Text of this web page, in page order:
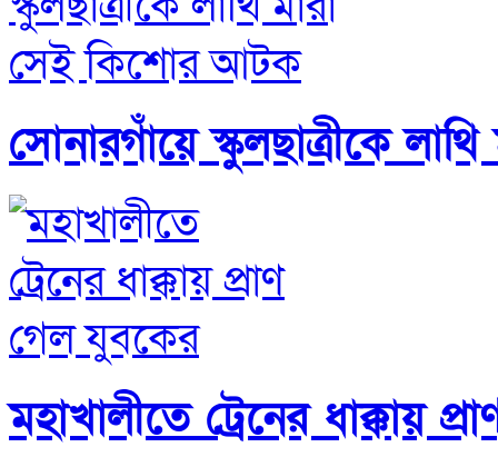
সোনারগাঁয়ে স্কুলছাত্রীকে
মহাখালীতে ট্রেনের ধাক্কায়